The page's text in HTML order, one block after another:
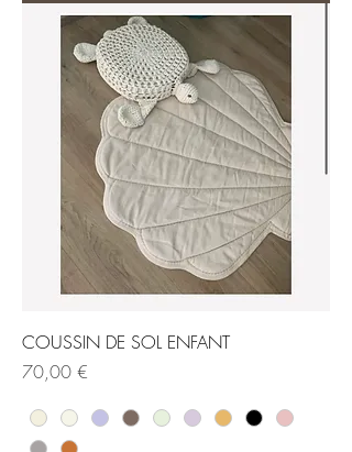
COUSSIN DE SOL ENFANT
Prix
70,00 €